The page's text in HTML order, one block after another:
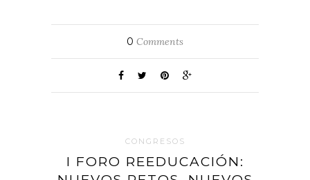
0 Comments
CONGRESOS
I FORO REEDUCACIÓN: